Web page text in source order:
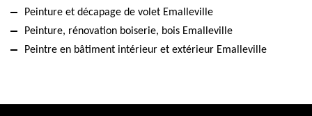
Peinture et décapage de volet Emalleville
Peinture, rénovation boiserie, bois Emalleville
Peintre en bâtiment intérieur et extérieur Emalleville